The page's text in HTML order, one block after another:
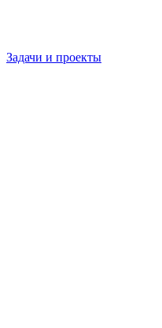
Задачи и проекты